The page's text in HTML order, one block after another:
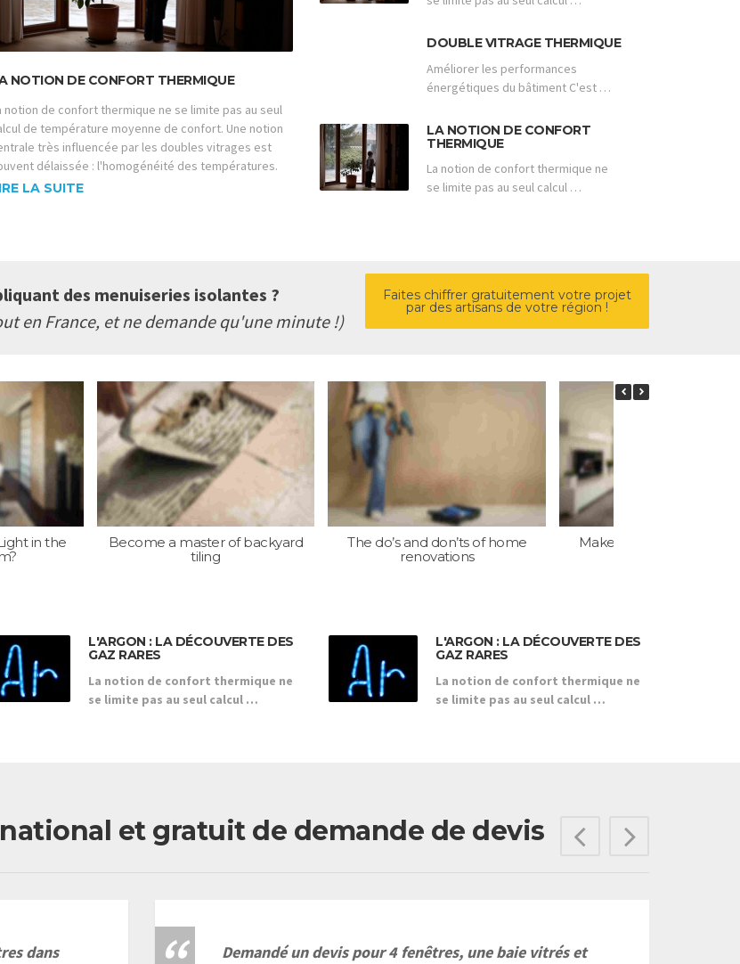
NOTION DE CONFORT THERMIQUE
notion de confort thermique ne se limite pas au seul
de température moyenne de confort. Une notion
très influencée par les doubles vitrages est
délaissée : l'homogénéité des températures.
LA SUITE
DOUBLE VITRAGE THERMIQUE
Améliorer les performances
énergétiques du bâtiment C'est …
LA NOTION DE CONFORT
THERMIQUE
La notion de confort thermique ne
se limite pas au seul calcul …
des menuiseries isolantes ?
en France, et ne demande qu'une minute !)
Faites chiffrer gratuitement votre projet
par des artisans de votre région !
in the
Become a master of backyard
tiling
The do’s and don’ts of home
renovations
Make your living room
L'ARGON : LA DÉCOUVERTE DES
GAZ RARES
La notion de confort thermique ne
se limite pas au seul calcul …
L'ARGON : LA DÉCOUVERTE DES
GAZ RARES
La notion de confort thermique ne
se limite pas au seul calcul …
Next
Previous
et gratuit de demande de devis
dans
Demandé un devis pour 4 fenêtres, une baie vitrés et